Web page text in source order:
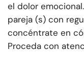
el dolor
pareja (s) con
concéntrate en
Proceda con